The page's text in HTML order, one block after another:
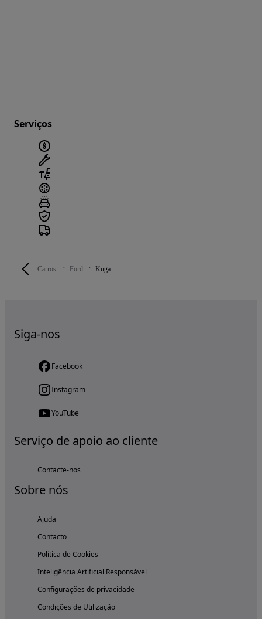
Carros Ford Kuga
Serviços
Siga-nos
Facebook
Instagram
YouTube
Serviço de apoio ao cliente
Contacte-nos
Sobre nós
Ajuda
Contacto
Política de Cookies
Inteligência Artificial Responsável
Configurações de privacidade
Condições de Utilização